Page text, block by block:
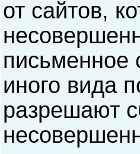
от сайтов,
письменное
иного вида
разрешают